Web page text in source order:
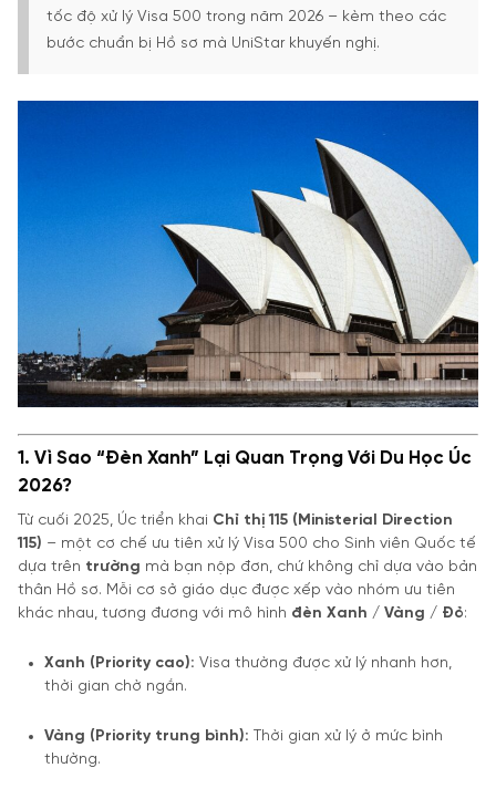
tốc độ xử lý Visa 500 trong năm 2026 – kèm theo các
bước chuẩn bị Hồ sơ mà UniStar khuyến nghị.
1. Vì Sao “Đèn Xanh” Lại Quan Trọng Với Du Học Úc
2026?
Từ cuối 2025, Úc triển khai Chỉ thị 115 (Ministerial Direction
115) – một cơ chế ưu tiên xử lý Visa 500 cho Sinh viên Quốc tế
dựa trên trường mà bạn nộp đơn, chứ không chỉ dựa vào bản
thân Hồ sơ. Mỗi cơ sở giáo dục được xếp vào nhóm ưu tiên
khác nhau, tương đương với mô hình đèn Xanh / Vàng / Đỏ:
Xanh (Priority cao): Visa thường được xử lý nhanh hơn,
thời gian chờ ngắn.
Vàng (Priority trung bình): Thời gian xử lý ở mức bình
thường.